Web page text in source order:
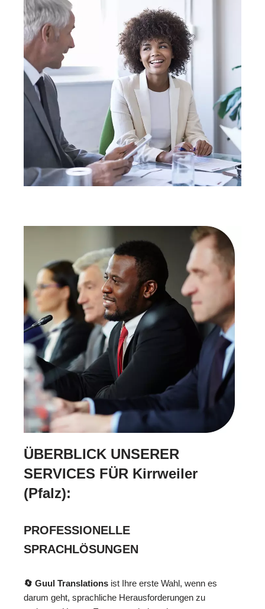
ÜBERBLICK UNSERER
SERVICES FÜR Kirrweiler
(Pfalz):
PROFESSIONELLE
SPRACHLÖSUNGEN
🔄 Guul Translations ist Ihre erste Wahl, wenn es
darum geht, sprachliche Herausforderungen zu